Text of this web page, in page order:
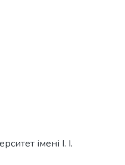
імені І. І.